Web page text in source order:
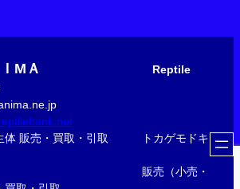
МＡ
Reptile
体 販売・買取・引取 トカゲモドキ
売（小売・